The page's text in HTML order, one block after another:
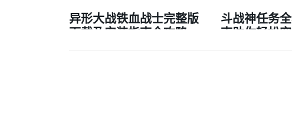
异形大战铁血战士完整版
下载及安装指南全攻略
斗战神任务
南助你轻松